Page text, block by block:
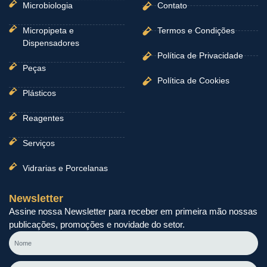
Microbiologia
Micropipeta e
Dispensadores
Peças
Plásticos
Reagentes
Serviços
Vidrarias e Porcelanas
Contato
Termos e Condições
Política de Privacidade
Política de Cookies
Newsletter
Assine nossa Newsletter para receber em primeira mão nossas
publicações, promoções e novidade do setor.
Nome